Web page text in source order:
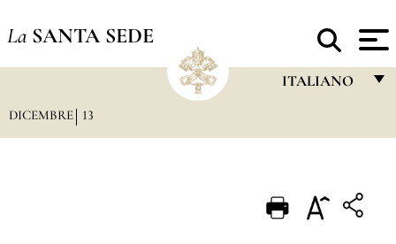
La SANTA SEDE
ITALIANO
PORTUGUÊS
DICEMBRE 13